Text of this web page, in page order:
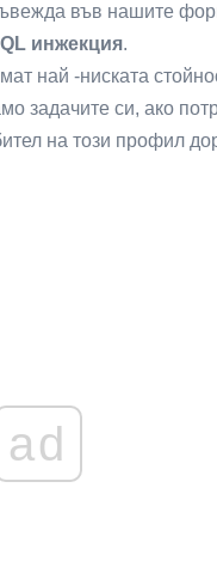
във нашите
инжекция.
най -ниската
задачите си, ако
на този профил
ad